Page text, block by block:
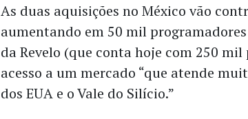
As duas aquisições no México vão
aumentando em 50 mil
da Revelo (que conta hoje com 250
acesso a um mercado “que atende
dos EUA e o Vale do Silício.”